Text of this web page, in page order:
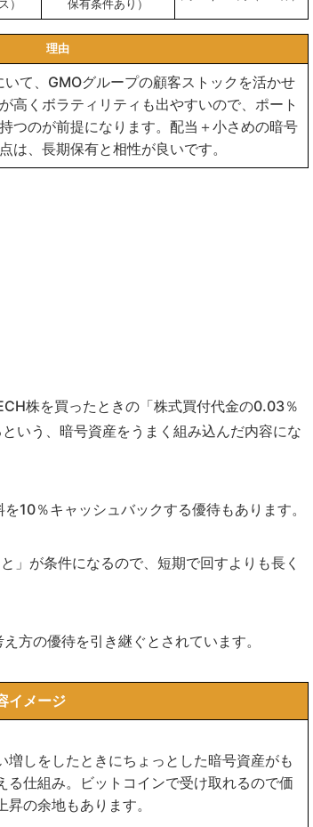
）
保有条件あり）
理由
て、GMOグループの顧客ストックを活かせ
高くボラティリティも出やすいので、ポート
つのが前提になります。配当＋小さめの暗号
は、長期保有と相性が良いです。
株を買ったときの「株式買付代金の0.03％
いう、暗号資産をうまく組み込んだ内容にな
10％キャッシュバックする優待もあります。
」が条件になるので、短期で回すよりも長く
方の優待を引き継ぐとされています。
イメージ
増しをしたときにちょっとした暗号資産がも
る仕組み。ビットコインで受け取れるので価
昇の余地もあります。